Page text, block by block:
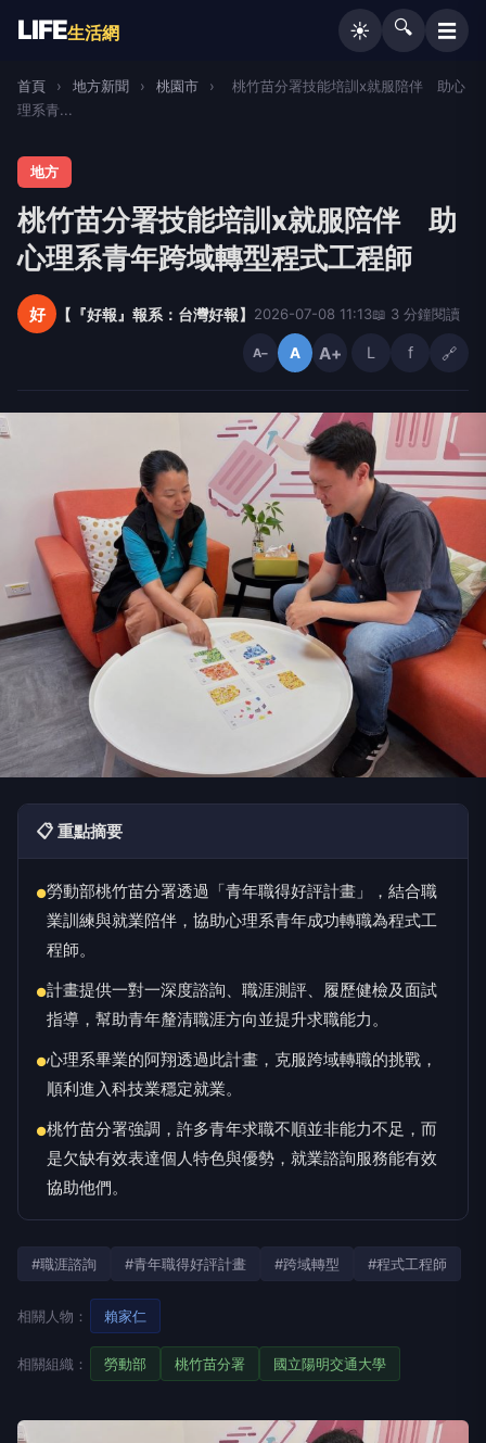
LIFE生活網 ☀️ 🔍 ☰
首頁 › 地方新聞 › 桃園市 ›
桃竹苗分署技能培訓x就服陪伴 助心
理系青...
地方
桃竹苗分署技能培訓x就服陪伴 助
心理系青年跨域轉型程式工程師
好 【『好報』報系：台灣好報】 2026-07-08 11:13📖 3 分鐘閱讀
A− A A+ L f 🔗
📋 重點摘要
●勞動部桃竹苗分署透過「青年職得好評計畫」，結合職
業訓練與就業陪伴，協助心理系青年成功轉職為程式工
程師。
●計畫提供一對一深度諮詢、職涯測評、履歷健檢及面試
指導，幫助青年釐清職涯方向並提升求職能力。
●心理系畢業的阿翔透過此計畫，克服跨域轉職的挑戰，
順利進入科技業穩定就業。
●桃竹苗分署強調，許多青年求職不順並非能力不足，而
是欠缺有效表達個人特色與優勢，就業諮詢服務能有效
協助他們。
#職涯諮詢 #青年職得好評計畫 #跨域轉型 #程式工程師
相關人物： 賴家仁
相關組織： 勞動部 桃竹苗分署 國立陽明交通大學